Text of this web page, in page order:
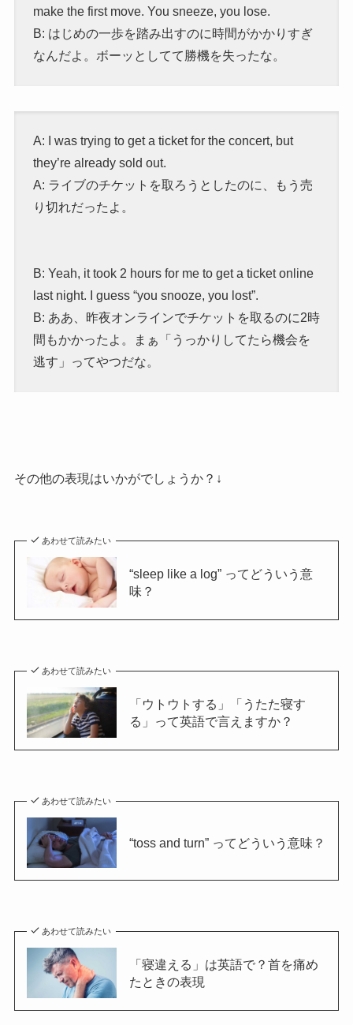
make the first move. You sneeze, you lose.
B: はじめの一歩を踏み出すのに時間がかかりすぎ
なんだよ。ボーッとしてて勝機を失ったな。
A: I was trying to get a ticket for the concert, but
they’re already sold out.
A: ライブのチケットを取ろうとしたのに、もう売
り切れだったよ。
B: Yeah, it took 2 hours for me to get a ticket online
last night. I guess “you snooze, you lost”.
B: ああ、昨夜オンラインでチケットを取るのに2時
間もかかったよ。まぁ「うっかりしてたら機会を
逃す」ってやつだな。
その他の表現はいかがでしょうか？↓
あわせて読みたい
“sleep like a log” ってどういう意
味？
あわせて読みたい
「ウトウトする」「うたた寝す
る」って英語で言えますか？
あわせて読みたい
“toss and turn” ってどういう意味？
あわせて読みたい
「寝違える」は英語で？首を痛め
たときの表現